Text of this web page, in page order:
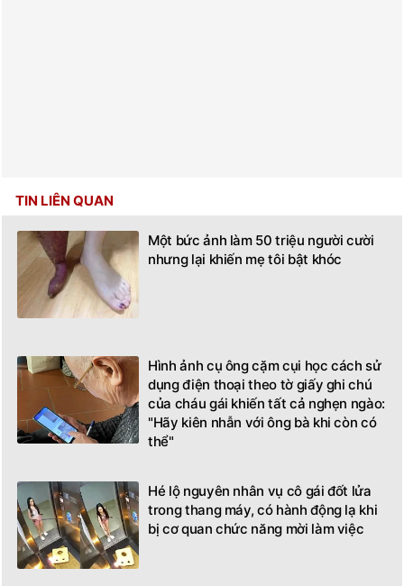
TIN LIÊN QUAN
Một bức ảnh làm 50 triệu người cười
nhưng lại khiến mẹ tôi bật khóc
Hình ảnh cụ ông cặm cụi học cách sử
dụng điện thoại theo tờ giấy ghi chú
của cháu gái khiến tất cả nghẹn ngào:
"Hãy kiên nhẫn với ông bà khi còn có
thể"
Hé lộ nguyên nhân vụ cô gái đốt lửa
trong thang máy, có hành động lạ khi
bị cơ quan chức năng mời làm việc